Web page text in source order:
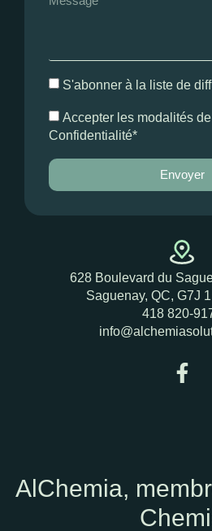
S'abonner à la liste de
Accepter les modalités
Confidentialité*
Envoyer
628 Boulevard du
Saguenay, QC, G7J
418 820-
AlChemia,